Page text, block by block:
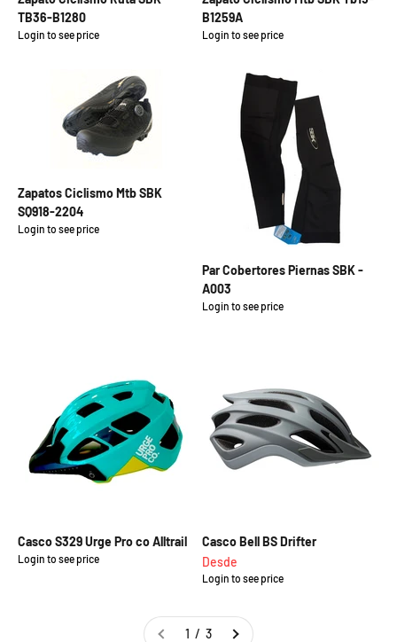
TB36-B1280
Precio de oferta
Login to see price
B1259A
Precio de oferta
Login to see price
Zapatos Ciclismo Mtb SBK
SQ918-2204
Precio de oferta
Login to see price
Par Cobertores Piernas SBK -
A003
Precio de oferta
Login to see price
Casco S329 Urge Pro co Alltrail
Precio de oferta
Login to see price
Casco Bell BS Drifter
Precio de oferta
Desde
Login to see price
1 / 3